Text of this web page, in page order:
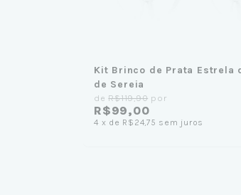
Kit Brinco de Prata Estrela
de Sereia
deR$119,90 por
R$99,00
4 x de R$24,75 sem juros